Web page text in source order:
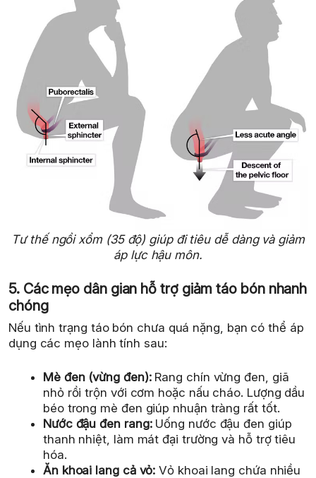
Tư thế ngồi xổm (35 độ) giúp đi tiêu dễ dàng và giảm
áp lực hậu môn.
5. Các mẹo dân gian hỗ trợ giảm táo bón nhanh
chóng
Nếu tình trạng táo bón chưa quá nặng, bạn có thể áp
dụng các mẹo lành tính sau:
Mè đen (vừng đen):Rang chín vừng đen, giã
nhỏ rồi trộn với cơm hoặc nấu cháo. Lượng dầu
béo trong mè đen giúp nhuận tràng rất tốt.
Nước đậu đen rang:Uống nước đậu đen giúp
thanh nhiệt, làm mát đại trường và hỗ trợ tiêu
hóa.
Ăn khoai lang cả vỏ: Vỏ khoai lang chứa nhiều